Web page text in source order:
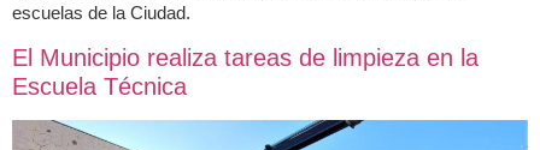
escuelas de la Ciudad.
El Municipio realiza tareas de limpieza en la
Escuela Técnica